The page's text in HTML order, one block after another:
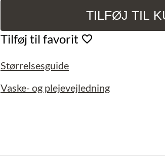
Indianer
med
blå
kanter.
antal
TILFØJ TIL
Tilføj til favorit
Størrelsesguide
Vaske- og plejevejledning